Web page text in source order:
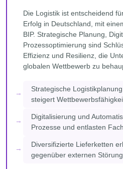
Die Logistik ist entscheidend
Erfolg in Deutschland, mit
BIP. Strategische Planung,
Prozessoptimierung sind
Effizienz und Resilienz, die
globalen Wettbewerb zu
Strategische
steigert
Digitalisierung und
Prozesse und entlasten
Diversifizierte Lieferketten
gegenüber externen